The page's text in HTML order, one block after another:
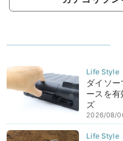
ダイソ
ースを有
ズ
2026/08/